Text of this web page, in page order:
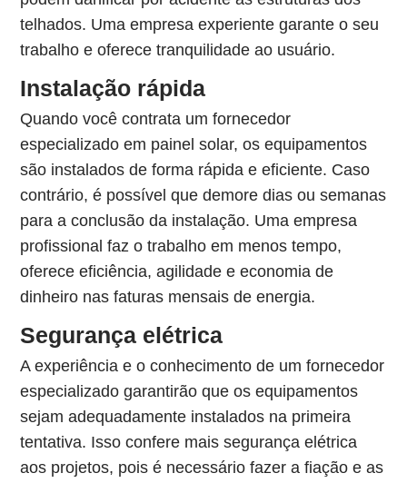
telhados. Uma empresa experiente garante o seu
trabalho e oferece tranquilidade ao usuário.
Instalação rápida
Quando você contrata um fornecedor
especializado em painel solar, os equipamentos
são instalados de forma rápida e eficiente. Caso
contrário, é possível que demore dias ou semanas
para a conclusão da instalação. Uma empresa
profissional faz o trabalho em menos tempo,
oferece eficiência, agilidade e economia de
dinheiro nas faturas mensais de energia.
Segurança elétrica
A experiência e o conhecimento de um fornecedor
especializado garantirão que os equipamentos
sejam adequadamente instalados na primeira
tentativa. Isso confere mais segurança elétrica
aos projetos, pois é necessário fazer a fiação e as